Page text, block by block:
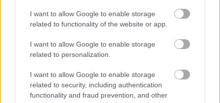
I want to allow Google to enable storage
related to functionality of the website or app.
I want to allow Google to enable storage
related to personalization.
I want to allow Google to enable storage
related to security, including authentication
functionality and fraud prevention, and other
is akkor a legjobb, ha nem vagyunk a részesei.
Hiszen rendszerint minden kiborul, meleg, hideg,
ragad, jönnek a hangyák és a többi. Lássuk, hogyan
lehet mégis élvezhetővé tenni a vasárnap délutánt,
hogy a…